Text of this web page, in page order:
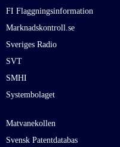
FI Flaggningsinformation
Marknadskontroll.se
Sveriges Radio
SVT
SMHI
Systembolaget
Matvanekollen
Svensk Patentdatabas